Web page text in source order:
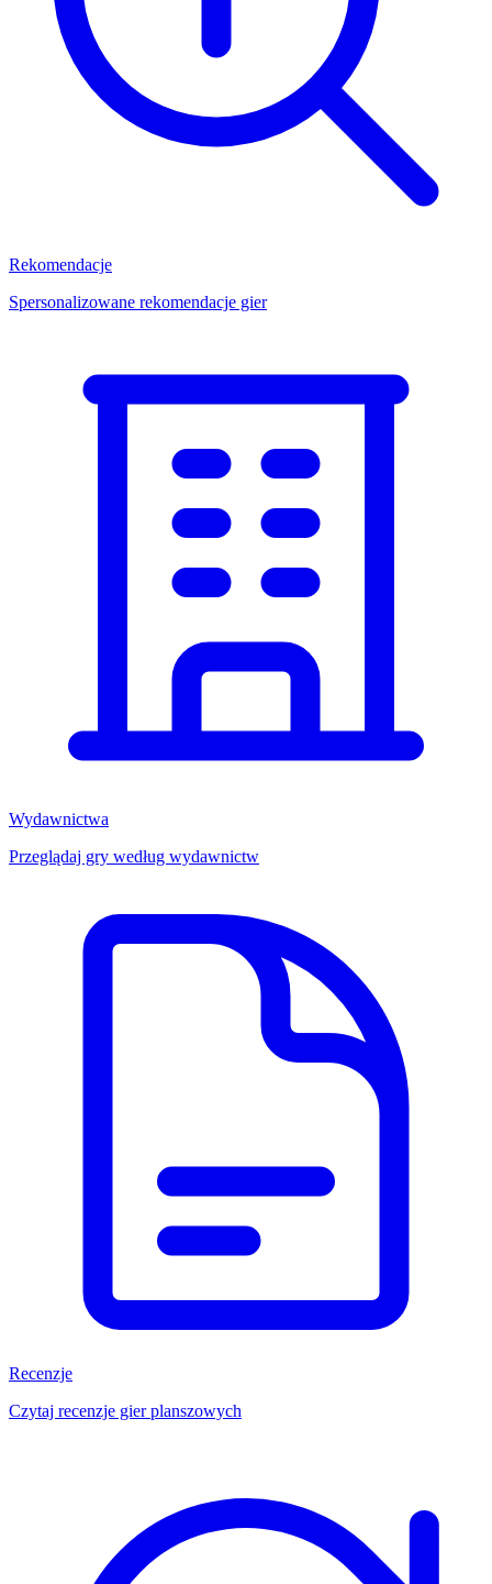
Rekomendacje
Spersonalizowane rekomendacje gier
Wydawnictwa
Przeglądaj gry według wydawnictw
Recenzje
Czytaj recenzje gier planszowych